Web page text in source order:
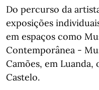
Do percurso da
exposições
em espaços como
Contemporânea -
Camões, em Luanda,
Castelo.